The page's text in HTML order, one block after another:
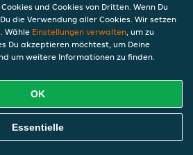
Zwiebeln und
Essen Bestellen
und Cookies von Dritten. Wenn Du
die Verwendung aller Cookies. Wir setzen
Wähle Einstellungen verwalten, um zu
Du akzeptieren möchtest, um Deine
um weitere Informationen zu finden.
OK
Essentielle